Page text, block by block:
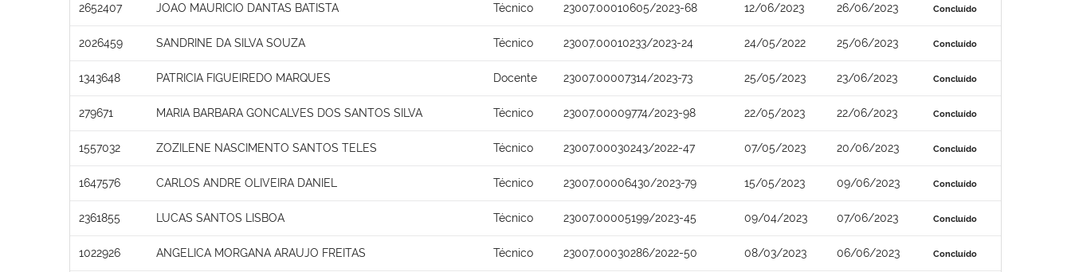
2652407 JOAO MAURICIO DANTAS BATISTA Técnico 23007.00010605/2023-68 12/06/2023 26/06/2023 Concluído
2026459 SANDRINE DA SILVA SOUZA Técnico 23007.00010233/2023-24 24/05/2022 25/06/2023 Concluído
1343648 PATRICIA FIGUEIREDO MARQUES Docente 23007.00007314/2023-73 25/05/2023 23/06/2023 Concluído
279671 MARIA BARBARA GONCALVES DOS SANTOS SILVA Técnico 23007.00009774/2023-98 22/05/2023 22/06/2023 Concluído
1557032 ZOZILENE NASCIMENTO SANTOS TELES Técnico 23007.00030243/2022-47 07/05/2023 20/06/2023 Concluído
1647576 CARLOS ANDRE OLIVEIRA DANIEL Técnico 23007.00006430/2023-79 15/05/2023 09/06/2023 Concluído
2361855 LUCAS SANTOS LISBOA Técnico 23007.00005199/2023-45 09/04/2023 07/06/2023 Concluído
1022926 ANGELICA MORGANA ARAUJO FREITAS Técnico 23007.00030286/2022-50 08/03/2023 06/06/2023 Concluído